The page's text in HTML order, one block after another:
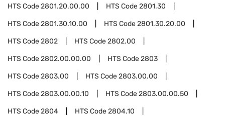
HTS Code2801.20.00.00 HTS Code2801.30
HTS Code2801.30.10.00 HTS Code2801.30.20.00
HTS Code2802 HTS Code2802.00
HTS Code2802.00.00.00 HTS Code2803
HTS Code2803.00 HTS Code2803.00.00
HTS Code2803.00.00.10 HTS Code2803.00.00.50
HTS Code2804 HTS Code2804.10